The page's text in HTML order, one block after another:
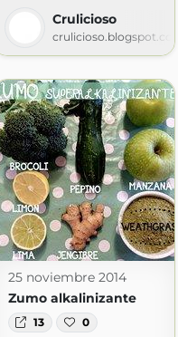
Crulicioso
crulicioso.blogspot.com
25 noviembre 2014
Zumo alkalinizante
13 0